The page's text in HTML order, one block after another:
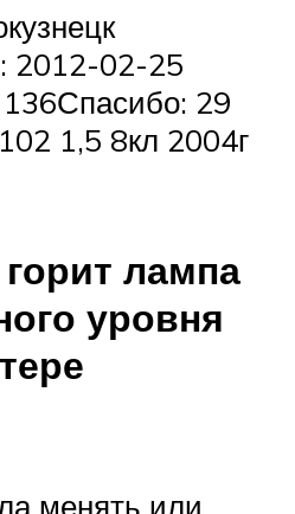
2012-02-25
29
1,5 8кл 2004г
лампа
уровня
менять или